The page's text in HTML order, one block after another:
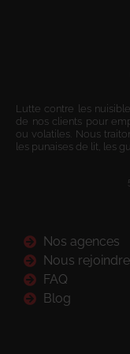
Lutte contre les
de nos clients pour
ou volatiles. Nous
les punaises de lit, les
Nos agences
Nous rejoindre
FAQ
Blog